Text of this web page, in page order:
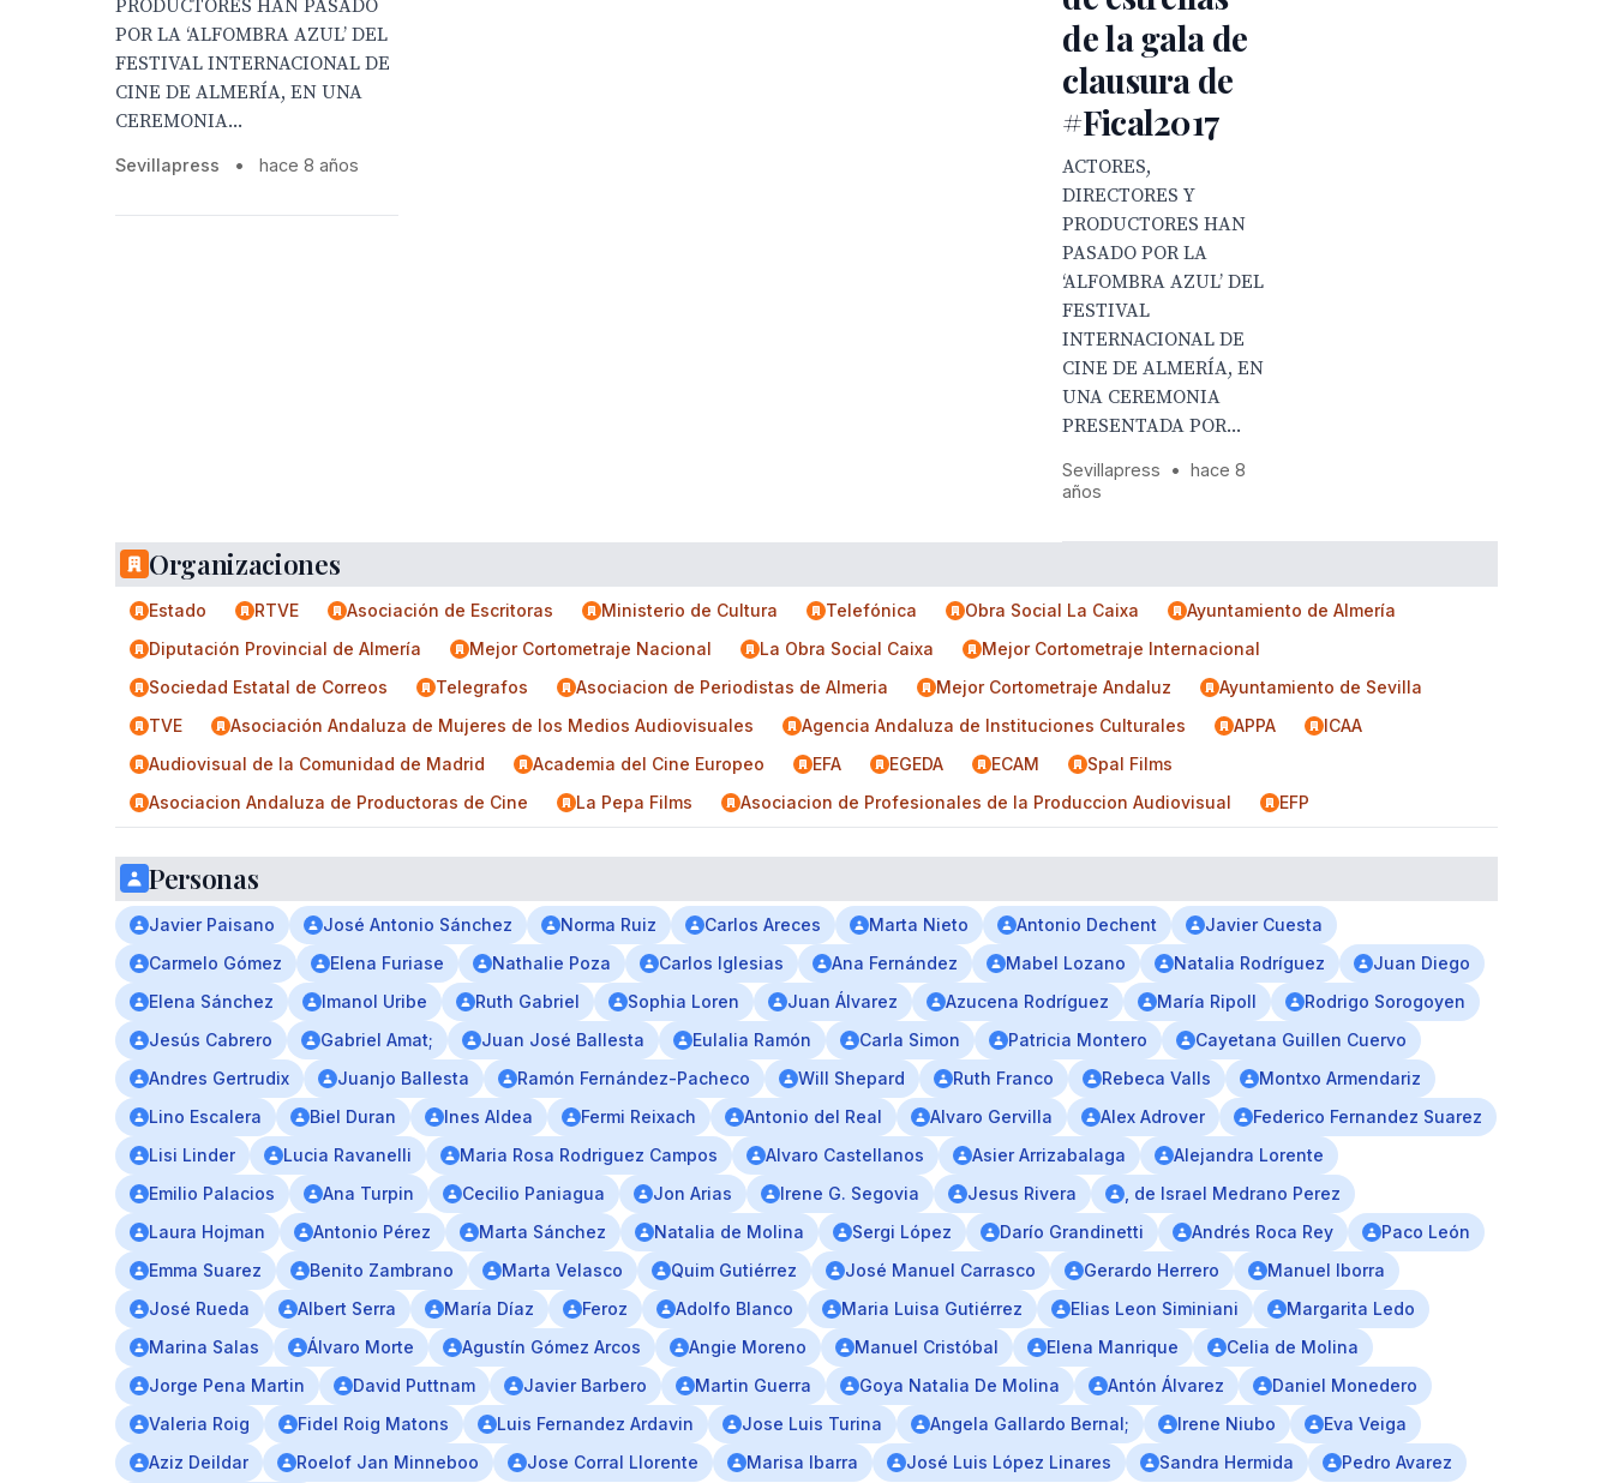
PRODUCTORES HAN PASADO
POR LA ‘ALFOMBRA AZUL’ DEL
FESTIVAL INTERNACIONAL DE
CINE DE ALMERÍA, EN UNA
CEREMONIA...
Sevillapress • hace 8 años
de la gala de
clausura de
#Fical2017
ACTORES,
DIRECTORES Y
PRODUCTORES HAN
PASADO POR LA
‘ALFOMBRA AZUL’ DEL
FESTIVAL
INTERNACIONAL DE
CINE DE ALMERÍA, EN
UNA CEREMONIA
PRESENTADA POR...
Sevillapress •
hace 8
años
Organizaciones
Estado RTVE Asociación de Escritoras Ministerio de Cultura Telefónica Obra Social La Caixa
Ayuntamiento de Almería
Diputación Provincial de Almería
Mejor Cortometraje Nacional La Obra Social Caixa
Mejor Cortometraje Internacional
Sociedad Estatal de Correos
Telegrafos Asociacion de Periodistas de Almeria Mejor Cortometraje Andaluz
Ayuntamiento de Sevilla
TVE
Asociación Andaluza de Mujeres de los Medios Audiovisuales Agencia Andaluza de Instituciones Culturales APPA
ICAA
Audiovisual de la Comunidad de Madrid
Academia del Cine Europeo EFA EGEDA ECAM
Spal Films
Asociacion Andaluza de Productoras de Cine
La Pepa Films Asociacion de Profesionales de la Produccion Audiovisual EFP
Personas
Javier Paisano José Antonio Sánchez Norma Ruiz Carlos Areces Marta Nieto Antonio Dechent
Javier Cuesta
Carmelo Gómez
Elena Furiase Nathalie Poza Carlos Iglesias Ana Fernández Mabel Lozano Natalia Rodríguez
Juan Diego
Elena Sánchez
Imanol Uribe Ruth Gabriel Sophia Loren Juan Álvarez Azucena Rodríguez María Ripoll
Rodrigo Sorogoyen
Jesús Cabrero
Gabriel Amat; Juan José Ballesta Eulalia Ramón Carla Simon Patricia Montero
Cayetana Guillen Cuervo
Andres Gertrudix
Juanjo Ballesta Ramón Fernández-Pacheco Will Shepard Ruth Franco Rebeca Valls
Montxo Armendariz
Lino Escalera
Biel Duran Ines Aldea Fermi Reixach Antonio del Real Alvaro Gervilla Alex Adrover
Federico Fernandez Suarez
Lisi Linder
Lucia Ravanelli Maria Rosa Rodriguez Campos Alvaro Castellanos Asier Arrizabalaga
Alejandra Lorente
Emilio Palacios
Ana Turpin Cecilio Paniagua Jon Arias Irene G. Segovia Jesus Rivera
, de Israel Medrano Perez
Laura Hojman
Antonio Pérez Marta Sánchez Natalia de Molina Sergi López Darío Grandinetti Andrés Roca Rey
Paco León
Emma Suarez
Benito Zambrano Marta Velasco Quim Gutiérrez José Manuel Carrasco Gerardo Herrero
Manuel Iborra
José Rueda
Albert Serra María Díaz Feroz Adolfo Blanco Maria Luisa Gutiérrez Elias Leon Siminiani
Margarita Ledo
Marina Salas
Álvaro Morte Agustín Gómez Arcos Angie Moreno Manuel Cristóbal Elena Manrique
Celia de Molina
Jorge Pena Martin
David Puttnam Javier Barbero Martin Guerra Goya Natalia De Molina Antón Álvarez
Daniel Monedero
Valeria Roig
Fidel Roig Matons Luis Fernandez Ardavin Jose Luis Turina Angela Gallardo Bernal; Irene Niubo
Eva Veiga
Aziz Deildar
Roelof Jan Minneboo Jose Corral Llorente Marisa Ibarra José Luis López Linares Sandra Hermida
Pedro Avarez